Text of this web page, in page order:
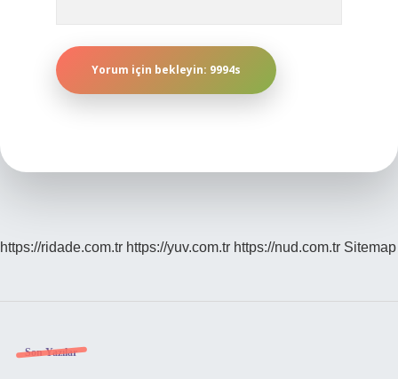
https://ridade.com.tr https://yuv.com.tr https://nud.com.tr Sitemap
Sidebar
Son Yazılar